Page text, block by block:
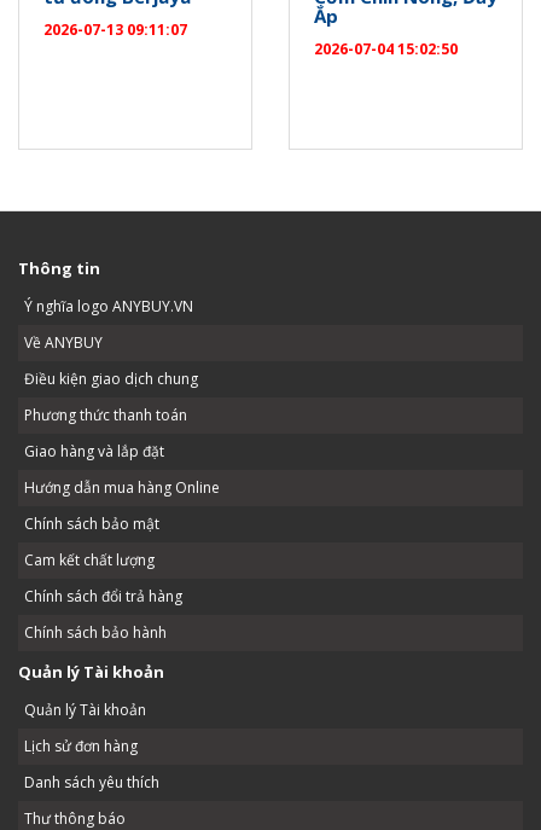
2026-07-13 09:11:07
Ắp
2026-07-04 15:02:50
Thông tin
Ý nghĩa logo ANYBUY.VN
Về ANYBUY
Điều kiện giao dịch chung
Phương thức thanh toán
Giao hàng và lắp đặt
Hướng dẫn mua hàng Online
Chính sách bảo mật
Cam kết chất lượng
Chính sách đổi trả hàng
Chính sách bảo hành
Quản lý Tài khoản
Quản lý Tài khoản
Lịch sử đơn hàng
Danh sách yêu thích
Thư thông báo